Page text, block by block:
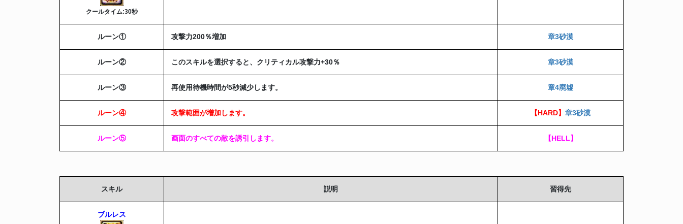
クールタイム:30秒
ルーン① 攻撃力200％増加 章3砂漠
ルーン② このスキルを選択すると、クリティカル攻撃力+30％ 章3砂漠
ルーン③ 再使用待機時間が5秒減少します。 章4廃墟
ルーン④ 攻撃範囲が増加します。 【HARD】 章3砂漠
ルーン⑤ 画面のすべての敵を誘引します。 【HELL】
スキル 説明 習得先
ブルレス